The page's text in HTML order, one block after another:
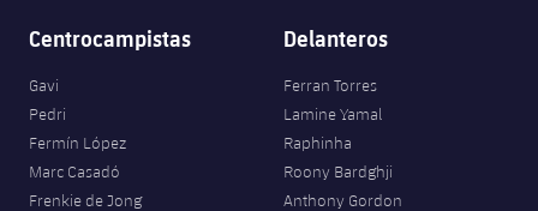
Historia
Palmarés
Juvenil
Alevín
Noticias
Atletismo
plusicon
más
Masculino
Baloncesto en silla de ruedas
Actualidad
Hockey sobre hielo
plusicon
más
Centrocampistas
Gavi
Pedri
Fermín López
Marc Casadó
Frenkie de Jong
Delanteros
Ferran Torres
Lamine Yamal
Raphinha
Roony Bardghji
Anthony Gordon